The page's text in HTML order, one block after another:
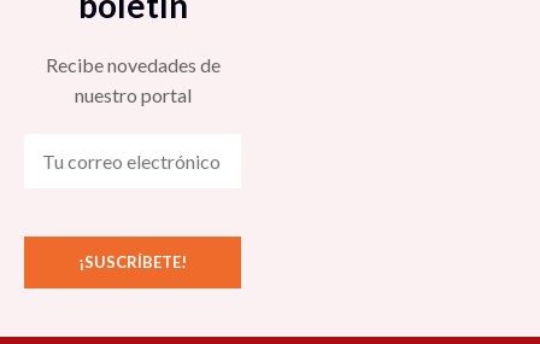
Recibe novedades de
nuestro portal